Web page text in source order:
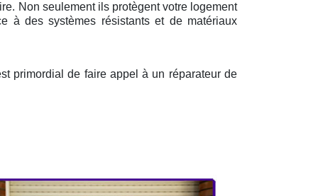
Non seulement ils protègent votre logement
à des systèmes résistants et de matériaux
primordial de faire appel à un réparateur de